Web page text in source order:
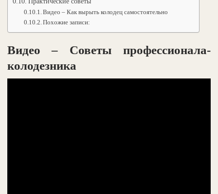
Видео – Как вырыть колодец самостоятельно
Похожие записи:
Видео – Советы профессионала-
колодезника